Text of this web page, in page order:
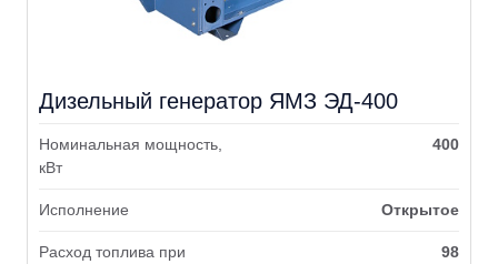
Дизельный генератор ЯМЗ ЭД-400
Номинальная мощность,
кВт
400
Исполнение Открытое
Расход топлива при
98